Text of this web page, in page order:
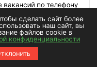
вакансий по телефону
44
электронную почту
peterburg.ru
сделать сайт более
наш сайт, вы
файлов cookie в
конфиденциальности